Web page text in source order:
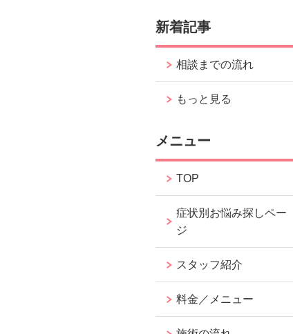
新着記事
相談までの流れ
もっと見る
メニュー
TOP
症状別お悩み探しペー
ジ
スタッフ紹介
料金／メニュー